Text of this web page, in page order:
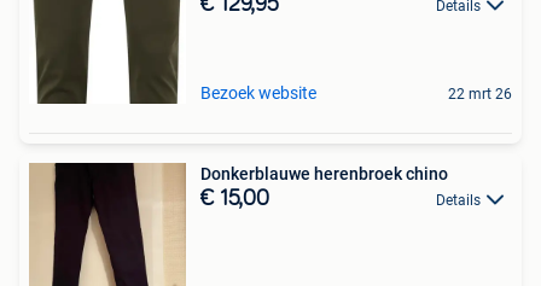
€ 129,95 Details
Bezoek website 22 mrt 26
Donkerblauwe herenbroek chino
€ 15,00 Details